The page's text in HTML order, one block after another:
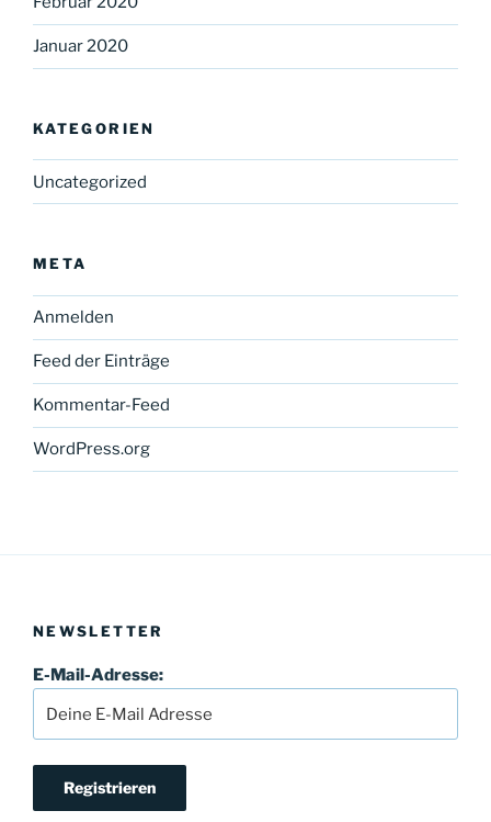
Januar 2020
KATEGORIEN
Uncategorized
META
Anmelden
Feed der Einträge
Kommentar-Feed
WordPress.org
NEWSLETTER
E-Mail-Adresse: